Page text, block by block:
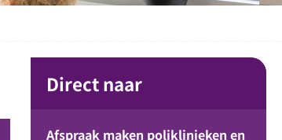
Direct naar
Afspraak maken poliklinieken en